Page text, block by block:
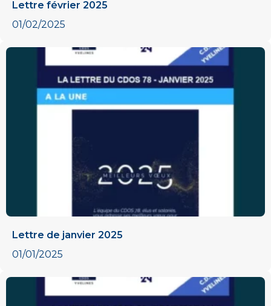
Lettre février 2025
01/02/2025
Lettre de janvier 2025
01/01/2025